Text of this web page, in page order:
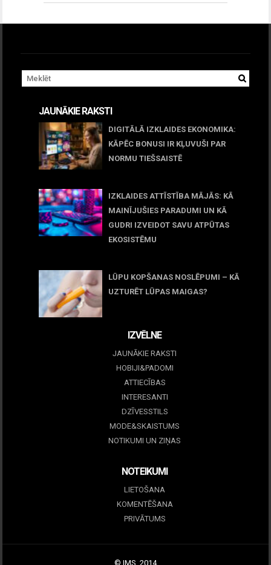
JAUNĀKIE RAKSTI
DIGITĀLĀ IZKLAIDES EKONOMIKA:
KĀPĒC BONUSI IR KĻUVUŠI PAR
NORMU TIEŠSAISTĒ
IZKLAIDES ATTĪSTĪBA MĀJĀS: KĀ
MAINĪJUŠIES PARADUMI UN KĀ
GUDRI IZVEIDOT SAVU ATPŪTAS
EKOSISTĒMU
LŪPU KOPŠANAS NOSLĒPUMI – KĀ
UZTURĒT LŪPAS MAIGAS?
IZVĒLNE
JAUNĀKIE RAKSTI
HOBIJI&PADOMI
ATTIECĪBAS
INTERESANTI
DZĪVESSTILS
MODE&SKAISTUMS
NOTIKUMI UN ZIŅAS
NOTEIKUMI
LIETOŠANA
KOMENTĒŠANA
PRIVĀTUMS
© IMS, 2014